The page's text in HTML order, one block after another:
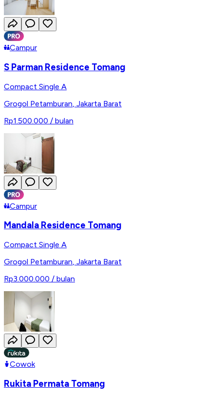
Campur
S Parman Residence Tomang
Compact Single A
Grogol Petamburan Jakarta Barat
Rp1.500.000 / bulan
Campur
Mandala Residence Tomang
Compact Single A
Grogol Petamburan, Jakarta Barat
Rp3.000.000 / bulan
Cowok
Rukita Permata Tomang